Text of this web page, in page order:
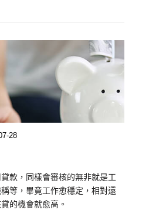
28
款，同樣會審核的無非就是工
等，畢竟工作愈穩定，相對還
的機會就愈高。